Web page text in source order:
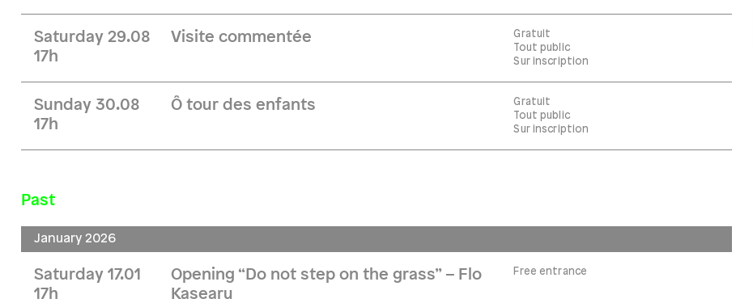
Saturday 29.08
17h
Visite commentée
Gratuit
Tout public
Sur inscription
Sunday 30.08
17h
Ô tour des enfants
Gratuit
Tout public
Sur inscription
Past
January 2026
Saturday 17.01
17h
Opening “Do not step on the grass” – Flo
Kasearu
Free entrance